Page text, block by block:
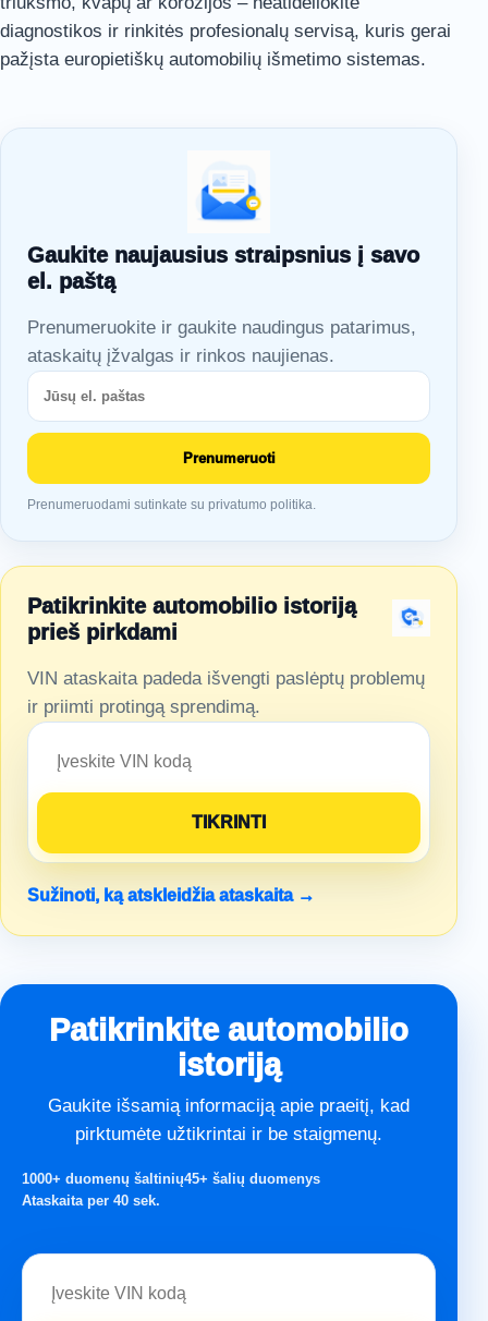
diagnostikos ir rinkitės profesionalų servisą, kuris gerai
pažįsta europietiškų automobilių išmetimo sistemas.
Gaukite naujausius straipsnius į savo
el. paštą
Prenumeruokite ir gaukite naudingus patarimus,
ataskaitų įžvalgas ir rinkos naujienas.
Prenumeruoti
Prenumeruodami sutinkate su privatumo politika.
Patikrinkite automobilio istoriją
prieš pirkdami
VIN ataskaita padeda išvengti paslėptų problemų
ir priimti protingą sprendimą.
Sužinoti, ką atskleidžia ataskaita →
Patikrinkite automobilio
istoriją
Gaukite išsamią informaciją apie praeitį, kad
pirktumėte užtikrintai ir be staigmenų.
1000+ duomenų šaltinių45+ šalių duomenys
Ataskaita per 40 sek.